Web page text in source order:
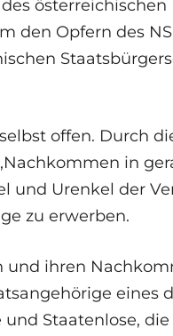
österreichischen
den Opfern des
offen. Durch
in
und Urenkel der
zu erwerben.
und ihren
eines
Staatenlose,